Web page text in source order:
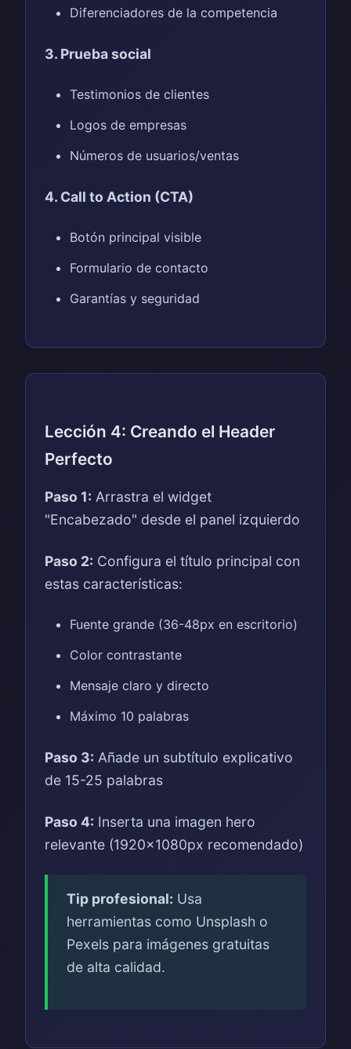
Diferenciadores de la competencia
3. Prueba social
Testimonios de clientes
Logos de empresas
Números de usuarios/ventas
4. Call to Action (CTA)
Botón principal visible
Formulario de contacto
Garantías y seguridad
Lección 4: Creando el Header
Perfecto
Paso 1: Arrastra el widget
"Encabezado" desde el panel izquierdo
Paso 2: Configura el título principal con
estas características:
Fuente grande (36-48px en escritorio)
Color contrastante
Mensaje claro y directo
Máximo 10 palabras
Paso 3: Añade un subtítulo explicativo
de 15-25 palabras
Paso 4: Inserta una imagen hero
relevante (1920x1080px recomendado)
Tip profesional: Usa
herramientas como Unsplash o
Pexels para imágenes gratuitas
de alta calidad.